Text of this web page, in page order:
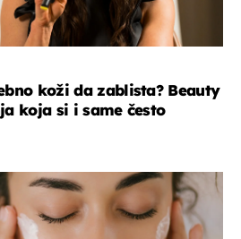
koži da zablista? Beauty
koja si i same često